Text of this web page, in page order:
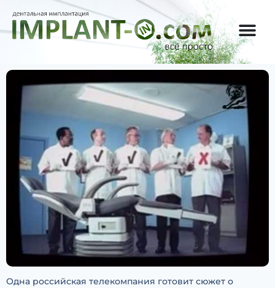
Одна российская телекомпания готовит сюжет о